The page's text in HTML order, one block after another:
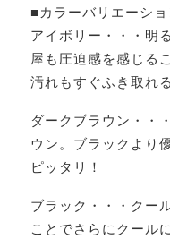
■カラーバリエーショ
アイボリー・・・明
屋も圧迫感を感じる
汚れもすぐふき取れ
ダークブラウン・・
ウン。ブラックより
ピッタリ！
ブラック・・・クー
ことでさらにクール